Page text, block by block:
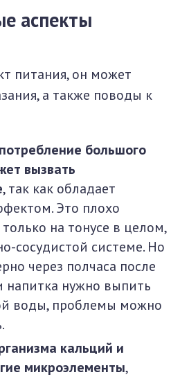
аспекты
питания, он может
а также поводы к
большого
вызвать
, так как обладает
Это плохо
на тонусе в целом,
сосудистой системе. Но
через полчаса после
нужно выпить
воды, проблемы можно
кальций и
микроэлементы,